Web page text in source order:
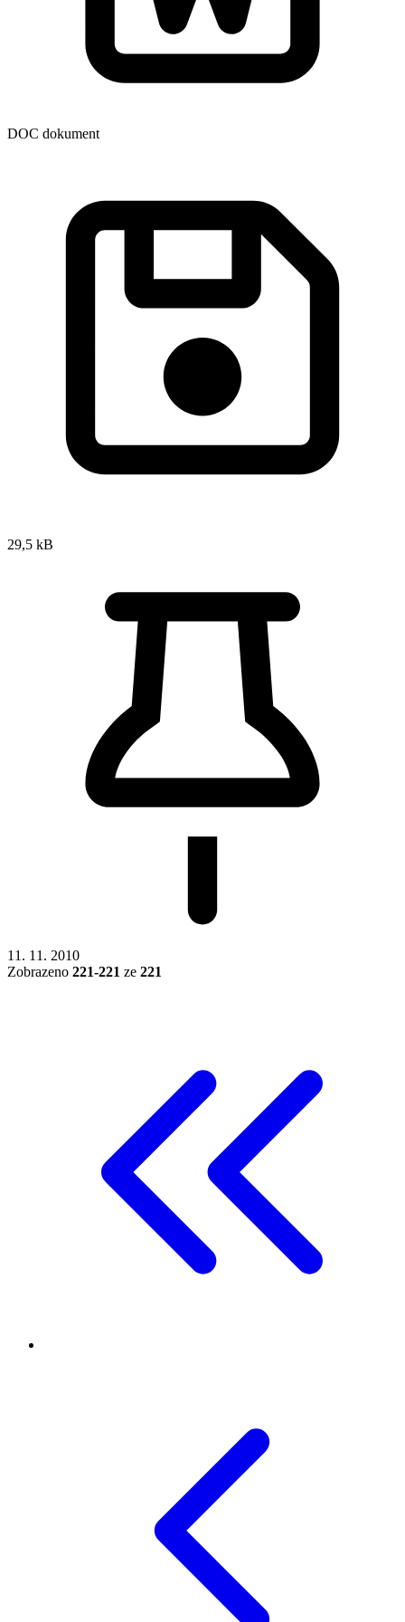
DOC dokument
29,5 kB
11. 11. 2010
Zobrazeno 221-221 ze 221